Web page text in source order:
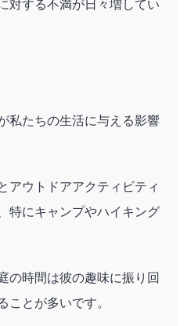
対する不満が日々増してい
私たちの生活に与える影響
アウトドアアクティビティ
特にキャンプやハイキング
の時間は彼の趣味に振り回
ことが多いです。